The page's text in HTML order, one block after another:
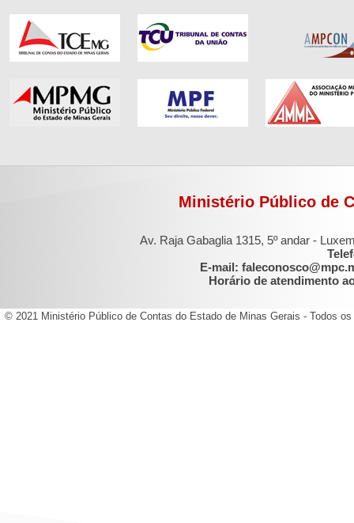
Ministério Público de
Av. Raja Gabaglia 1315, 5º andar -
E-mail:
Horário de atendimento
© 2021 Ministério Público de Contas do Estado de Minas Gerais - Todos